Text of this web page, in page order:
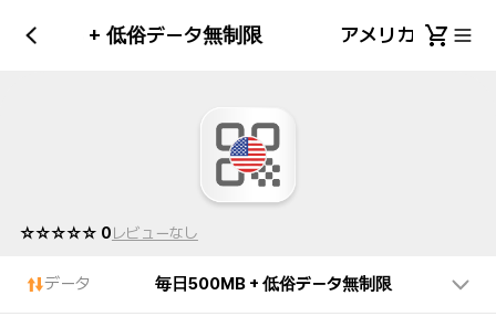
500MB + 低俗データ無制限 アメリカ 毎日
☆☆☆☆☆ 0レビューなし
データ 毎日500MB + 低俗データ無制限